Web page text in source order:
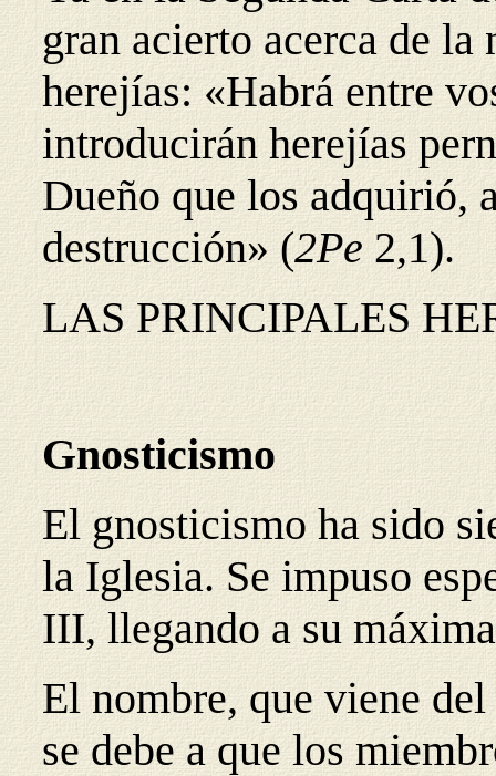
gran acierto acerca de la
herejías: «Habrá entre
introducirán herejías
Dueño que los adquirió,
destrucción» (2Pe 2,1).
LAS PRINCIPALES
Gnosticismo
El gnosticismo ha sido
la Iglesia. Se impuso
III, llegando a su
El nombre, que viene
se debe a que los